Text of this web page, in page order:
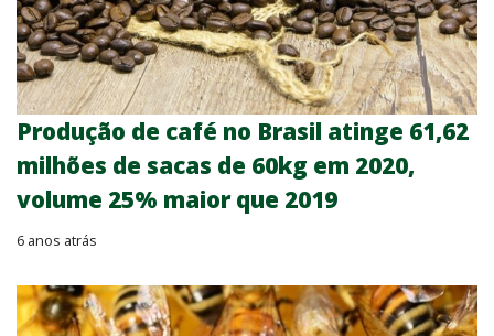
Produção de café no Brasil atinge 61,62
milhões de sacas de 60kg em 2020,
volume 25% maior que 2019
6 anos atrás